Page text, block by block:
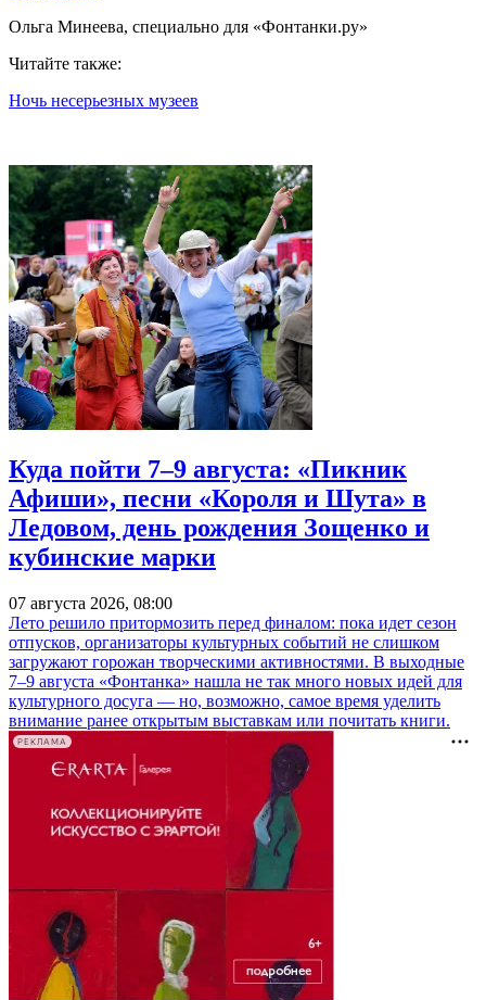
Ольга Минеева, специально для «Фонтанки.ру»
Читайте также:
Ночь несерьезных музеев
Куда пойти 7–9 августа: «Пикник
Афиши», песни «Короля и Шута» в
Ледовом, день рождения Зощенко и
кубинские марки
07 августа 2026, 08:00
Лето решило притормозить перед финалом: пока идет сезон
отпусков, организаторы культурных событий не слишком
загружают горожан творческими активностями. В выходные
7–9 августа «Фонтанка» нашла не так много новых идей для
культурного досуга — но, возможно, самое время уделить
внимание ранее открытым выставкам или почитать книги.
РЕКЛАМА